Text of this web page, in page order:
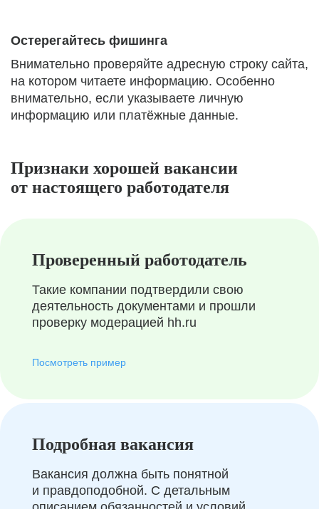
Остерегайтесь фишинга
Внимательно проверяйте адресную строку сайта,
на котором читаете информацию. Особенно
внимательно, если указываете личную
информацию или платёжные данные.
Признаки хорошей вакансии
от настоящего работодателя
Проверенный работодатель
Такие компании подтвердили свою
деятельность документами и прошли
проверку модерацией hh.ru
Посмотреть пример
Подробная вакансия
Вакансия должна быть понятной
и правдоподобной. С детальным